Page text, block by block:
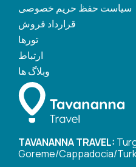
سیاست حفظ حریم خصوصی
قرارداد فروش
تورها
ارتباط
وبلاگ ها
TAVANANNA TRAVEL:
Goreme/Cappadocia/